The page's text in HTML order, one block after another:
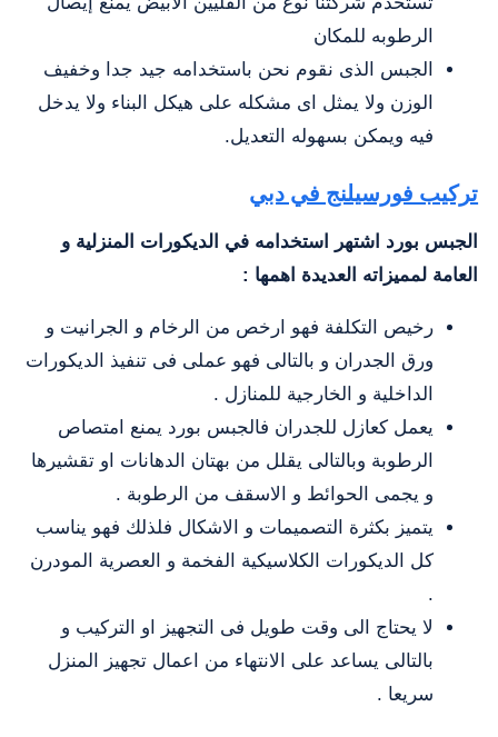
الرطوبه للمكان
الجبس الذى نقوم نحن باستخدامه جيد جدا وخفيف
الوزن ولا يمثل اى مشكله على هيكل البناء ولا يدخل
فيه ويمكن بسهوله التعديل.
تركيب فورسيلنج في دبي
الجبس بورد اشتهر استخدامه في الديكورات المنزلية و
العامة لمميزاته العديدة اهمها :
رخيص التكلفة فهو ارخص من الرخام و الجرانيت و
ورق الجدران و بالتالى فهو عملى فى تنفيذ الديكورات
الداخلية و الخارجية للمنازل .
يعمل كعازل للجدران فالجبس بورد يمنع امتصاص
الرطوبة وبالتالى يقلل من بهتان الدهانات او تقشيرها
و يجمى الحوائط و الاسقف من الرطوبة .
يتميز بكثرة التصميمات و الاشكال فلذلك فهو يناسب
كل الديكورات الكلاسيكية الفخمة و العصرية المودرن
.
لا يحتاج الى وقت طويل فى التجهيز او التركيب و
بالتالى يساعد على الانتهاء من اعمال تجهيز المنزل
سريعا .